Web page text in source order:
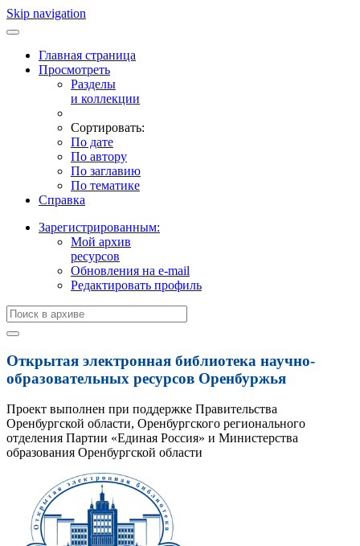
Skip navigation
Главная страница
Просмотреть
Разделы
и коллекции
Сортировать:
По дате
По автору
По заглавию
По тематике
Справка
Зарегистрированным:
Мой архив
ресурсов
Обновления на e-mail
Редактировать профиль
Открытая электронная библиотека научно-
образовательных ресурсов Оренбуржья
Проект выполнен при поддержке Правительства
Оренбургской области, Оренбургского регионального
отделения Партии «Единая Россия» и Министерства
образования Оренбургской области